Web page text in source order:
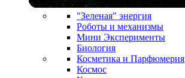
"Зеленая" энергия
Роботы и механизмы
Мини Эксперименты
Биология
Косметика и Парфюмерия
Космос